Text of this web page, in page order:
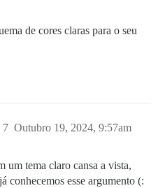
de cores claras para o seu
Outubro 19, 2024, 9:57am
7
um tema claro cansa a vista,
conhecemos esse argumento (: